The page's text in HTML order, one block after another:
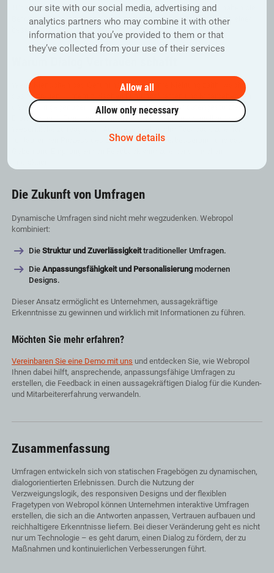
our site with our social media, advertising and
analytics partners who may combine it with other
information that you’ve provided to them or that
they’ve collected from your use of their services
Allow all
Allow only necessary
Show details
Warum das wichtig ist:Sie vermeiden irrelevante Fragen und halten die
Befragten bei der Stange, was zu höheren Abschlussquoten und einer
besseren Datenqualität führt.
Wenn Menschen das Gefühl haben, dass ihre Meinung zählt, wächst
das Vertrauen – intern zwischen Führungskräften und Mitarbeitenden
und extern gegenüber Kunden. Ein kontinuierlicher, datengestützter
Dialog schafft Transparenz und hilft Unternehmen, schnell auf das
fortlaufenden Prozess des Lernens und der Verbesserung, und das
Die Zukunft von Umfragen
Dynamische Umfragen sind nicht mehr wegzudenken. Webropol
kombiniert:
DieStruktur und Zuverlässigkeittraditioneller Umfragen.
DieAnpassungsfähigkeit und Personalisierungmodernen
Designs.
Dieser Ansatz ermöglicht es Unternehmen, aussagekräftige
Erkenntnisse zu gewinnen und wirklich mit Informationen zu führen.
Möchten Sie mehr erfahren?
Vereinbaren Sie eine Demo mit uns und entdecken Sie, wie Webropol
Ihnen dabei hilft, ansprechende, anpassungsfähige Umfragen zu
erstellen, die Feedback in einen aussagekräftigen Dialog für die Kunden-
und Mitarbeitererfahrung verwandeln.
Zusammenfassung
Umfragen entwickeln sich von statischen Fragebögen zu dynamischen,
dialogorientierten Erlebnissen. Durch die Nutzung der
Verzweigungslogik, des responsiven Designs und der flexiblen
Fragetypen von Webropol können Unternehmen interaktive Umfragen
erstellen, die sich an die Antworten anpassen, Vertrauen aufbauen und
reichhaltigere Erkenntnisse liefern. Bei dieser Veränderung geht es nicht
nur um Technologie – es geht darum, einen Dialog zu fördern, der zu
Maßnahmen und kontinuierlichen Verbesserungen führt.